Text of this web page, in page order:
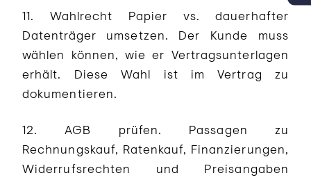
11. Wahlrecht Papier vs. dauerhafter
Datenträger umsetzen. Der Kunde muss
wählen können, wie er Vertragsunterlagen
erhält. Diese Wahl ist im Vertrag zu
dokumentieren.
12. AGB prüfen. Passagen zu
Rechnungskauf, Ratenkauf, Finanzierungen,
Widerrufsrechten und Preisangaben